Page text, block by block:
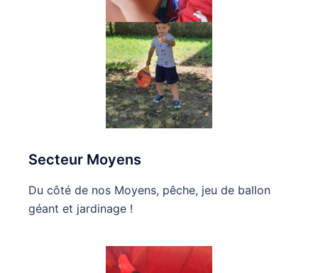
Secteur Moyens
Du côté de nos Moyens, pêche, jeu de ballon
géant et jardinage !